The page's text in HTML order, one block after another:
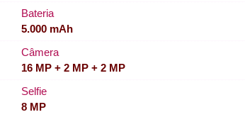
Bateria
5.000 mAh
Câmera
16 MP + 2 MP + 2 MP
Selfie
8 MP